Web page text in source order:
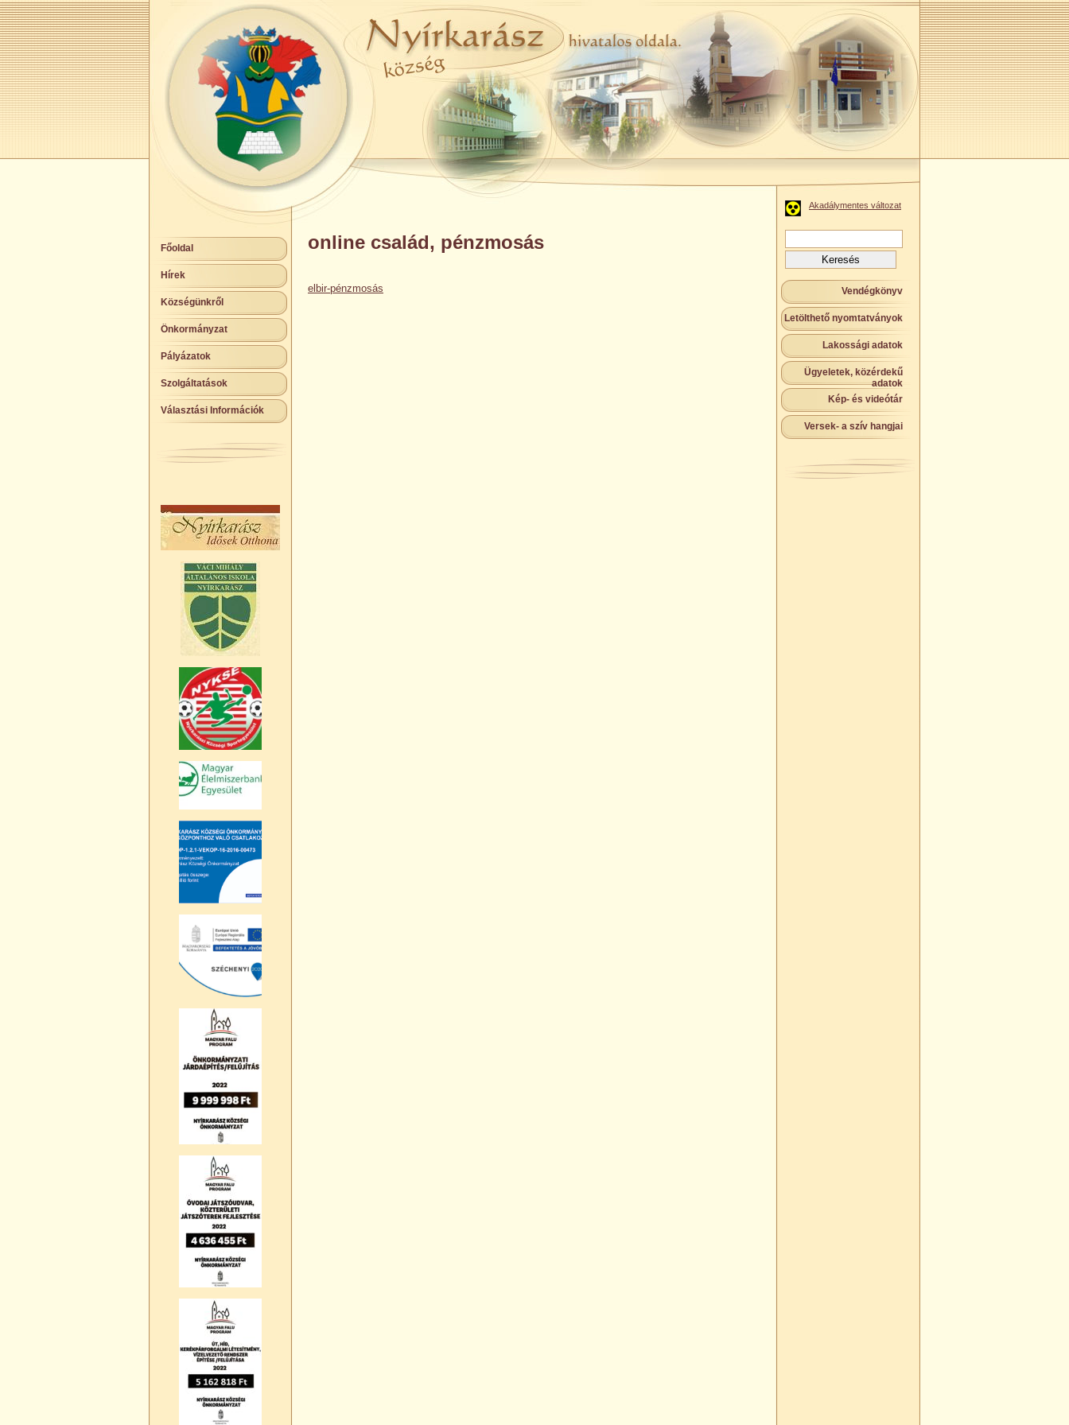
Főoldal
Hírek
Községünkről
Önkormányzat
Pályázatok
Szolgáltatások
Választási Információk
online család, pénzmosás
elbir-pénzmosás
Akadálymentes változat
Vendégkönyv
Letölthető nyomtatványok
Lakossági adatok
Ügyeletek, közérdekű
adatok
Kép- és videótár
Versek- a szív hangjai